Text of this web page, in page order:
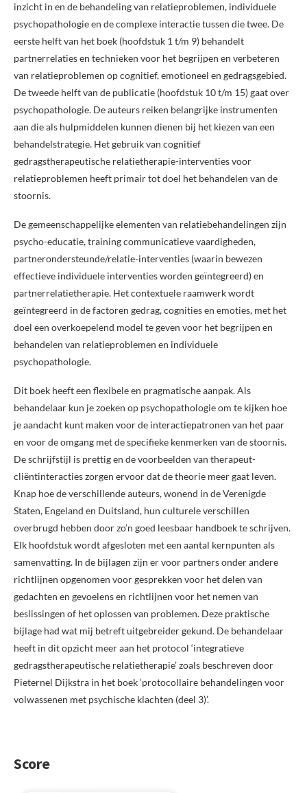
inzicht in en de behandeling van relatieproblemen, individuele
psychopathologie en de complexe interactie tussen die twee. De
eerste helft van het boek (hoofdstuk 1 t/m 9) behandelt
partnerrelaties en technieken voor het begrijpen en verbeteren
van relatieproblemen op cognitief, emotioneel en gedragsgebied.
De tweede helft van de publicatie (hoofdstuk 10 t/m 15) gaat over
psychopathologie. De auteurs reiken belangrijke instrumenten
aan die als hulpmiddelen kunnen dienen bij het kiezen van een
behandelstrategie. Het gebruik van cognitief
gedragstherapeutische relatietherapie-interventies voor
relatieproblemen heeft primair tot doel het behandelen van de
stoornis.
De gemeenschappelijke elementen van relatiebehandelingen zijn
psycho-educatie, training communicatieve vaardigheden,
partnerondersteunde/relatie-interventies (waarin bewezen
effectieve individuele interventies worden geïntegreerd) en
partnerrelatietherapie. Het contextuele raamwerk wordt
geïntegreerd in de factoren gedrag, cognities en emoties, met het
doel een overkoepelend model te geven voor het begrijpen en
behandelen van relatieproblemen en individuele
psychopathologie.
Dit boek heeft een flexibele en pragmatische aanpak. Als
behandelaar kun je zoeken op psychopathologie om te kijken hoe
je aandacht kunt maken voor de interactiepatronen van het paar
en voor de omgang met de specifieke kenmerken van de stoornis.
De schrijfstijl is prettig en de voorbeelden van therapeut-
cliëntinteracties zorgen ervoor dat de theorie meer gaat leven.
Knap hoe de verschillende auteurs, wonend in de Verenigde
Staten, Engeland en Duitsland, hun culturele verschillen
overbrugd hebben door zo’n goed leesbaar handboek te schrijven.
Elk hoofdstuk wordt afgesloten met een aantal kernpunten als
samenvatting. In de bijlagen zijn er voor partners onder andere
richtlijnen opgenomen voor gesprekken voor het delen van
gedachten en gevoelens en richtlijnen voor het nemen van
beslissingen of het oplossen van problemen. Deze praktische
bijlage had wat mij betreft uitgebreider gekund. De behandelaar
heeft in dit opzicht meer aan het protocol ‘integratieve
gedragstherapeutische relatietherapie’ zoals beschreven door
Pieternel Dijkstra in het boek ‘protocollaire behandelingen voor
volwassenen met psychische klachten (deel 3)’.
Score